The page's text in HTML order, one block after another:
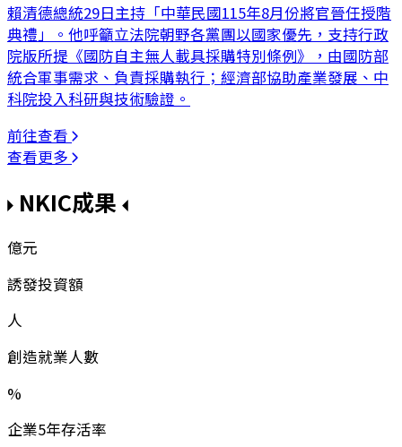
賴清德總統29日主持「中華民國115年8月份將官晉任授階
典禮」。他呼籲立法院朝野各黨團以國家優先，支持行政
院版所提《國防自主無人載具採購特別條例》，由國防部
統合軍事需求、負責採購執行；經濟部協助產業發展、中
科院投入科研與技術驗證。
前往查看
查看更多
NKIC成果
億元
誘發投資額
人
創造就業人數
%
企業5年存活率